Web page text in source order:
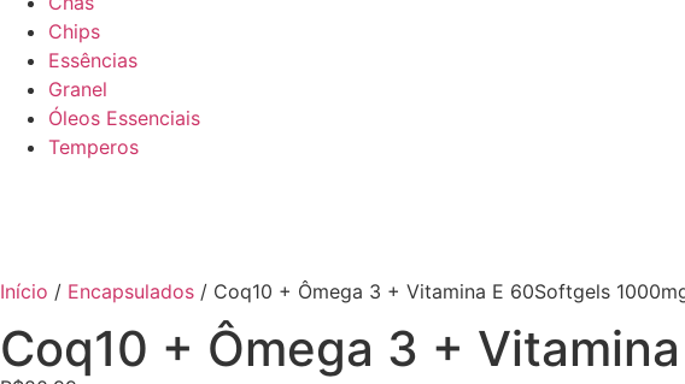
Chips
Essências
Granel
Óleos Essenciais
Temperos
Início / Encapsulados / Coq10 + Ômega 3 + Vitamina E 60Softgels
Coq10 + Ômega 3 +